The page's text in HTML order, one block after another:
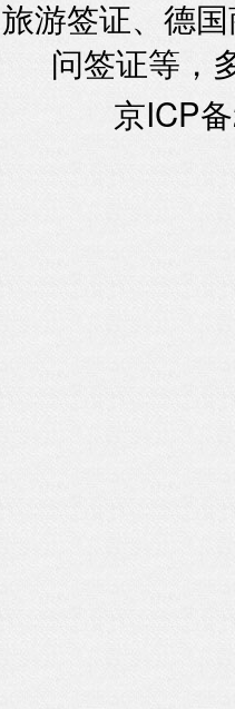
游签证、德
问签证等，
京ICP